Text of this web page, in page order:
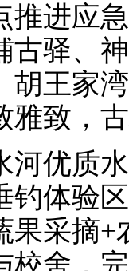
推进应
古驿、
胡王家
雅致，
优质
钓体验
果采摘
校舍，